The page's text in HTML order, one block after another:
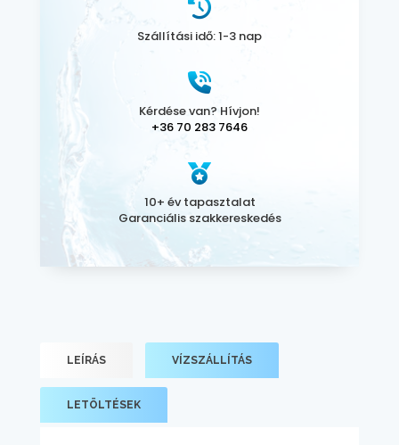
Szállítási idő: 1-3 nap
Kérdése van? Hívjon!
+36 70 283 7646
10+ év tapasztalat
Garanciális szakkereskedés
LEÍRÁS VÍZSZÁLLÍTÁS
LETÖLTÉSEK